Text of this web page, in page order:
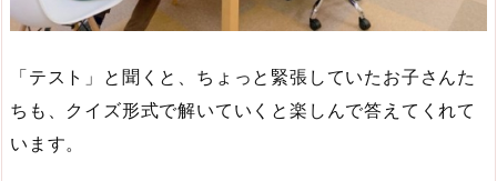
「テスト」と聞くと、ちょっと緊張していたお子さんた
ちも、クイズ形式で解いていくと楽しんで答えてくれて
います。